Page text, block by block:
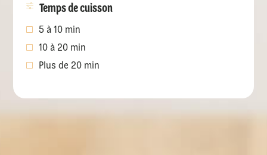
Temps de cuisson
5 à 10 min
10 à 20 min
Plus de 20 min